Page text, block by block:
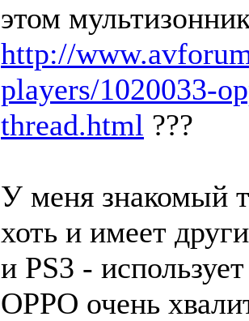
этом
http://
players/1020033-
thread.html ???
У меня знакомый
хоть и имеет
и PS3 -
OPPO очень